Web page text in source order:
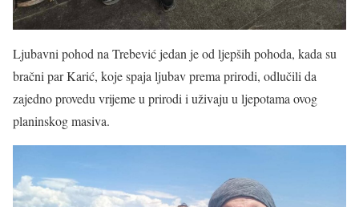
Ljubavni pohod na Trebević jedan je od ljepših pohoda, kada su
bračni par Karić, koje spaja ljubav prema prirodi, odlučili da
zajedno provedu vrijeme u prirodi i uživaju u ljepotama ovog
planinskog masiva.